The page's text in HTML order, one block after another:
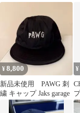
¥8,800
新品未使用 PAWG 刺
繍 キャップ Jaks garage
¥
プ